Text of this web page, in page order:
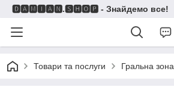
🅳🅰🅼🅸🅰🅽.🆂🅷🅾🅿 - Знайдемо все!
Товари та послуги Гральна зона